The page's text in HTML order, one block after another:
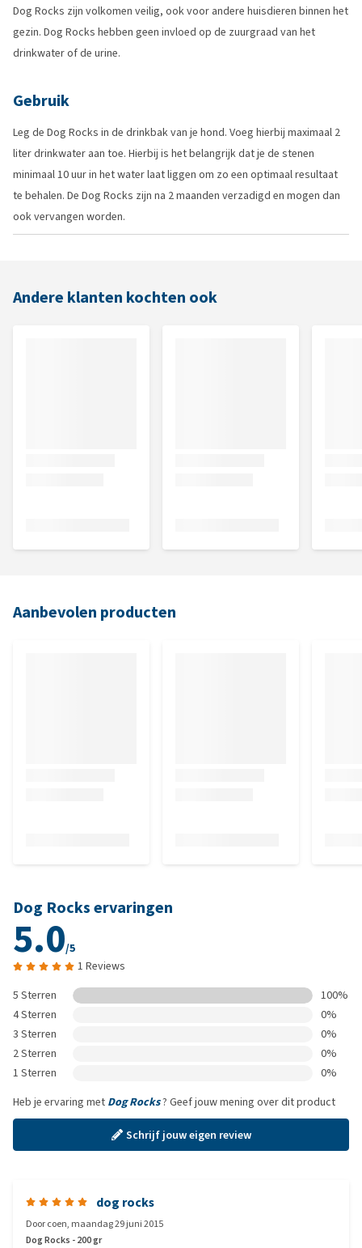
Dog Rocks zijn volkomen veilig, ook voor andere huisdieren binnen het
gezin. Dog Rocks hebben geen invloed op de zuurgraad van het
drinkwater of de urine.
Gebruik
Leg de Dog Rocks in de drinkbak van je hond. Voeg hierbij maximaal 2
liter drinkwater aan toe. Hierbij is het belangrijk dat je de stenen
minimaal 10 uur in het water laat liggen om zo een optimaal resultaat
te behalen. De Dog Rocks zijn na 2 maanden verzadigd en mogen dan
ook vervangen worden.
Andere klanten kochten ook
Aanbevolen producten
Dog Rocks ervaringen
5.0/5
1 Reviews
5 Sterren
100%
4 Sterren
0%
3 Sterren
0%
2 Sterren
0%
1 Sterren
0%
Heb je ervaring met Dog Rocks? Geef jouw mening over dit product
Schrijf jouw eigen review
dog rocks
Doorcoen, maandag 29 juni 2015
Dog Rocks - 200 gr